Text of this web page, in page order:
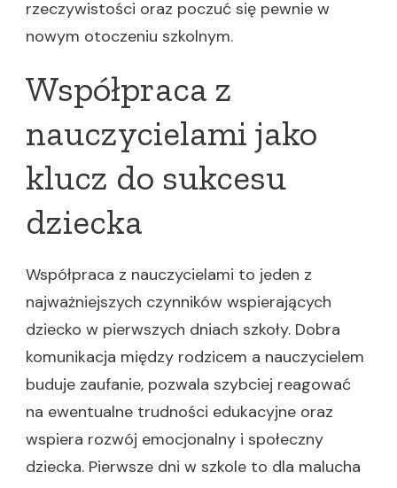
rzeczywistości oraz poczuć się pewnie w
nowym otoczeniu szkolnym.
Współpraca z
nauczycielami jako
klucz do sukcesu
dziecka
Współpraca z nauczycielami to jeden z
najważniejszych czynników wspierających
dziecko w pierwszych dniach szkoły. Dobra
komunikacja między rodzicem a nauczycielem
buduje zaufanie, pozwala szybciej reagować
na ewentualne trudności edukacyjne oraz
wspiera rozwój emocjonalny i społeczny
dziecka. Pierwsze dni w szkole to dla malucha